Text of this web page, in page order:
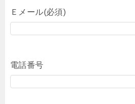
Ｅメール(必須)
電話番号